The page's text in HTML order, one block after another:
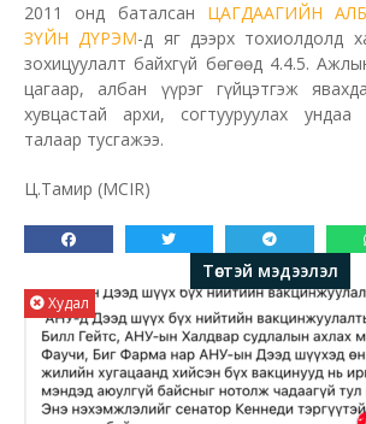
2011 онд баталсан ЦАГДААГИЙН
ЗҮЙН ДҮРЭМ-д яг дээрх тохиолдолд
зохицуулалт байхгүй бөгөөд 4.4.5.
цагаар, албан үүрэг гүйцэтгэж
хувцастай архи, согтууруулах ундаа
талаар тусгажээ.
Ц.Тамир (MCIR)
Төстэй мэдээлэл
Худал